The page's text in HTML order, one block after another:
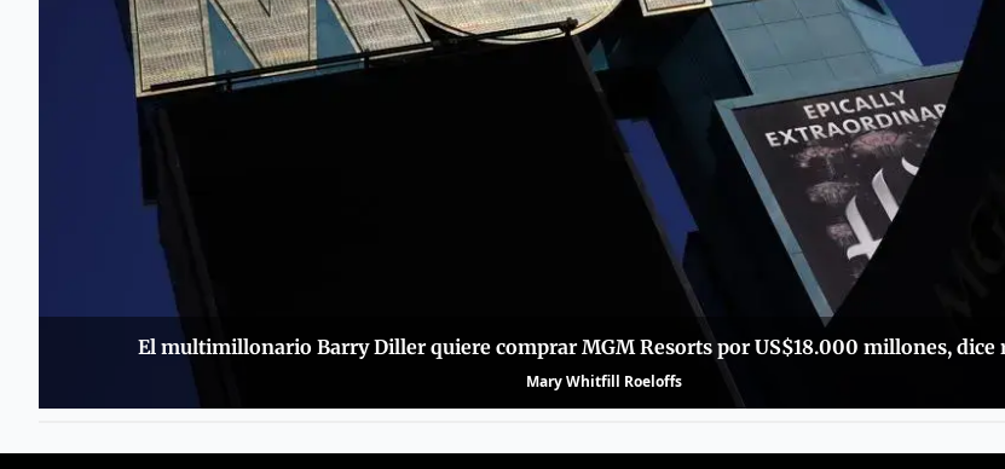
El multimillonario Barry Diller quiere comprar MGM Resorts por US$18.000 millones, dice
Mary Whitfill Roeloffs